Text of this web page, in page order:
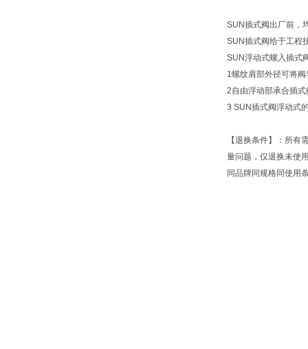
SUN插式阀出厂前，
SUN插式阀给于工程
SUN浮动式螺入插
1螺纹肩部外径可将
2自由浮动部承合插
3 SUN插式阀浮动式
【退换条件】：所
量问题，仅退换未使
同品牌同规格同使用